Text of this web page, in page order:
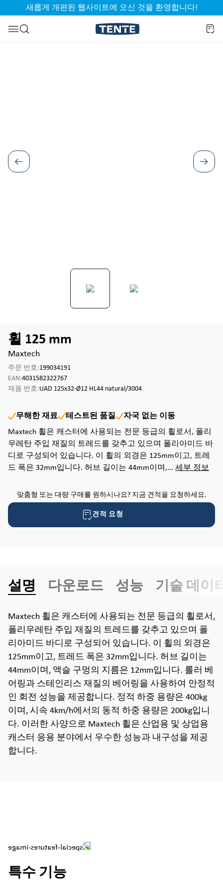
검색으로 건너뛰기
새롭게 개편된 웹사이트에 오신 것을 환영합니다!
휠 125 mm
Maxtech
주문 번호:199034191
EAN:4031582322767
제품 번호:UAD 125x32-Ø12 HL44 natural/3004
무해한 재료 테스트된 품질
자국 없는 이동
Maxtech 휠은 캐스터에 사용되는 전문 등급의 휠로서, 폴리
우레탄 주입 재질의 트레드를 갖추고 있으며 폴리아미드 바
디로 구성되어 있습니다. 이 휠의 외경은 125mm이고, 트레
드 폭은 32mm입니다. 허브 길이는 44mm이며,... 세부 정보
맞춤형 또는 대량 구매를 원하시나요? 지금 견적을 요청하세요.
견적 요청
설명 다운로드 성능 기술 데이
Maxtech 휠은 캐스터에 사용되는 전문 등급의 휠로서,
폴리우레탄 주입 재질의 트레드를 갖추고 있으며 폴
리아미드 바디로 구성되어 있습니다. 이 휠의 외경은
125mm이고, 트레드 폭은 32mm입니다. 허브 길이는
44mm이며, 액슬 구멍의 지름은 12mm입니다. 롤러 베
어링과 스테인리스 재질의 베어링을 사용하여 안정적
인 회전 성능을 제공합니다. 정적 하중 용량은 400kg
이며, 시속 4km/h에서의 동적 하중 용량은 200kg입니
다. 이러한 사양으로 Maxtech 휠은 산업용 및 상업용
캐스터 응용 분야에서 우수한 성능과 내구성을 제공
합니다.
특수 기능